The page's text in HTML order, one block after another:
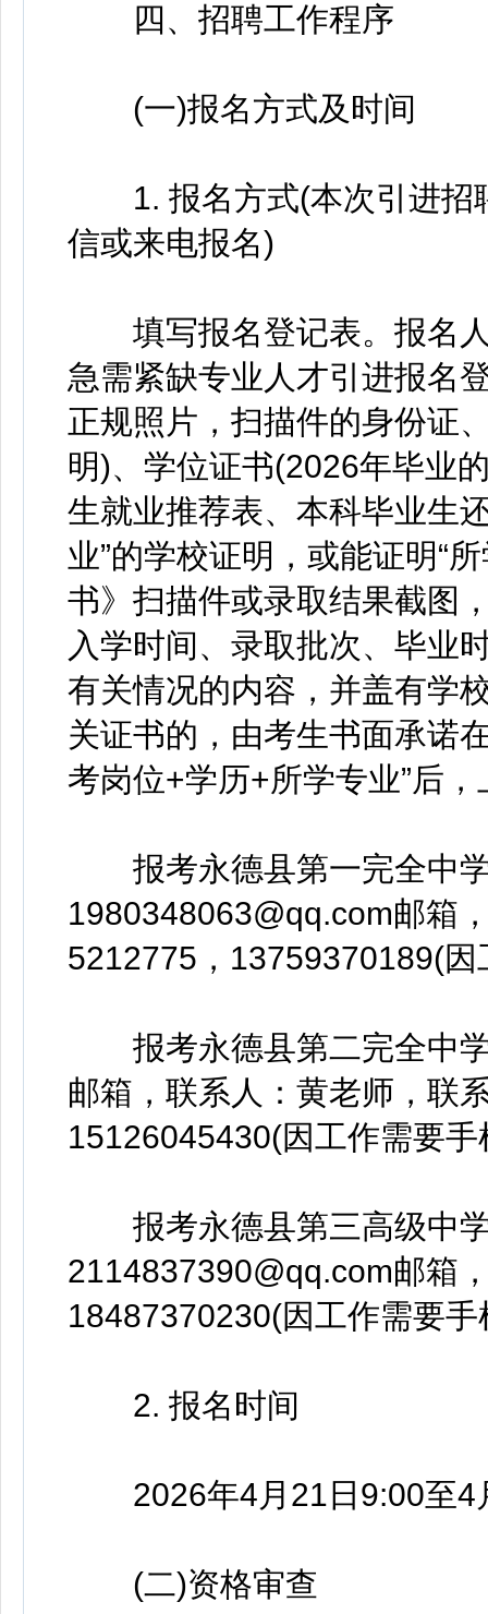
四、招聘工作程序
(一)报名方式及时间
1. 报名方式(本次引进招
信或来电报名)
填写报名登记表。报名人
急需紧缺专业人才引进报名
正规照片，扫描件的身份证
明)、学位证书(2026年毕业
生就业推荐表、本科毕业生
业”的学校证明，或能证明“
书》扫描件或录取结果截图
入学时间、录取批次、毕业
有关情况的内容，并盖有学
关证书的，由考生书面承诺
考岗位+学历+所学专业”后
报考永德县第一完全中学
1980348063@qq.com邮箱
5212775，13759370189(
报考永德县第二完全中学
邮箱，联系人：黄老师，联
15126045430(因工作需要
报考永德县第三高级中学
2114837390@qq.com邮箱
18487370230(因工作需要
2. 报名时间
2026年4月21日9:00至4
(二)资格审查